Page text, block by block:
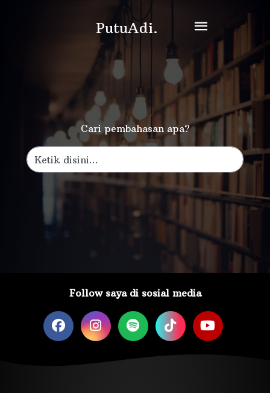
PutuAdi.
Cari pembahasan apa?
Follow saya di sosial media